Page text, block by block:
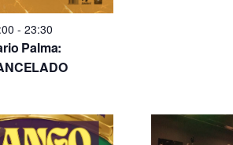
-23:30
Palma: